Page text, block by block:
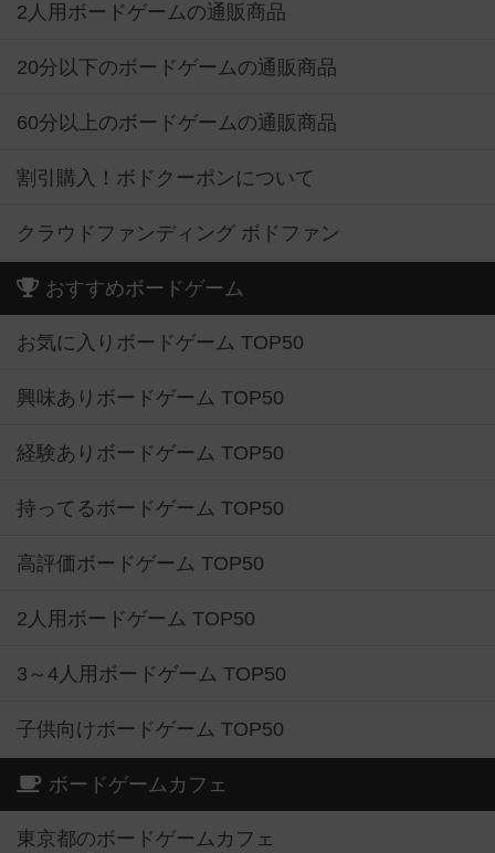
2人用ボードゲームの通販商品
20分以下のボードゲームの通販商品
60分以上のボードゲームの通販商品
割引購入！ボドクーポンについて
クラウドファンディング ボドファン
おすすめボードゲーム
お気に入りボードゲーム TOP50
興味ありボードゲーム TOP50
経験ありボードゲーム TOP50
持ってるボードゲーム TOP50
高評価ボードゲーム TOP50
2人用ボードゲーム TOP50
3～4人用ボードゲーム TOP50
子供向けボードゲーム TOP50
ボードゲームカフェ
東京都のボードゲームカフェ